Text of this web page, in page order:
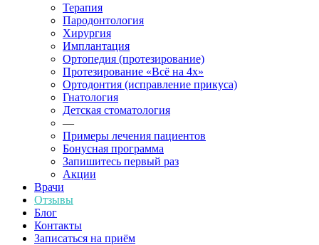
Терапия
Пародонтология
Хирургия
Имплантация
Ортопедия (протезирование)
Протезирование «Всё на 4х»
Ортодонтия (исправление прикуса)
Гнатология
Детская стоматология
—
Примеры лечения пациентов
Бонусная программа
Запишитесь первый раз
Акции
Врачи
Отзывы
Блог
Контакты
Записаться на приём